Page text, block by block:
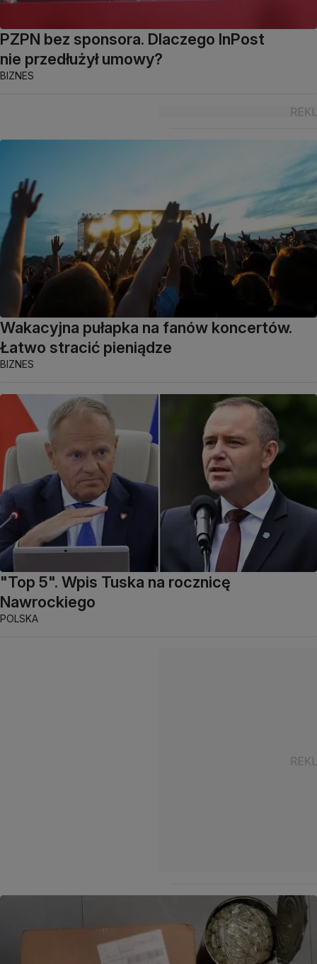
PZPN bez sponsora. Dlaczego InPost
nie przedłużył umowy?
BIZNES
Wakacyjna pułapka na fanów koncertów.
Łatwo stracić pieniądze
BIZNES
"Top 5". Wpis Tuska na rocznicę
Nawrockiego
POLSKA